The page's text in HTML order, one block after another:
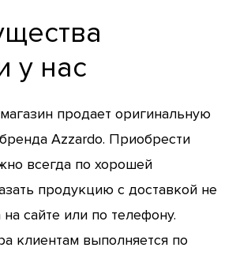
у нас
продает оригинальную
Azzardo. Приобрести
всегда по хорошей
продукцию с доставкой не
на сайте или по телефону.
клиентам выполняется по